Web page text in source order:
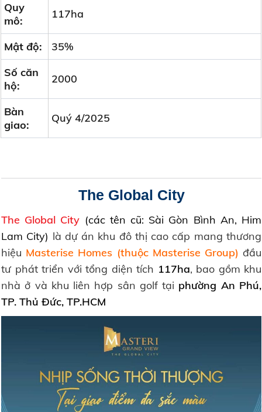
Quy
mô:
117ha
Mật độ:
35%
Số căn
hộ:
2000
Bàn
giao:
Quý 4/2025
The Global City
The Global City (các tên cũ: Sài Gòn Bình An, Him
Lam City) là dự án khu đô thị cao cấp mang thương
hiệu Masterise Homes (thuộc Masterise Group) đầu
tư phát triển với tổng diện tích 117ha, bao gồm khu
nhà ở và khu liên hợp sân golf tại phường An Phú,
TP. Thủ Đức, TP.HCM